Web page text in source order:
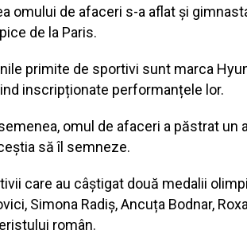
omului de afaceri s-a aflat și
de la Paris.
primite de sportivi sunt marca
inscripționate performanțele lor.
omul de afaceri a păstrat
să îl semneze.
care au câștigat două medalii
Simona Radiș, Ancuța Bodnar,
român.